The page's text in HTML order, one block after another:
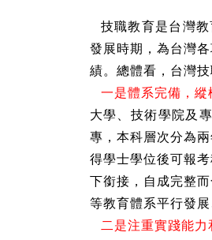
技職教育是台灣
發展時期，為台灣
績。總體看，台灣
一是體系完備，縱
大學、技術學院及
專，本科層次分為
得學士學位後可報
下銜接，自成完整
等教育體系平行發展
二是注重實踐能力